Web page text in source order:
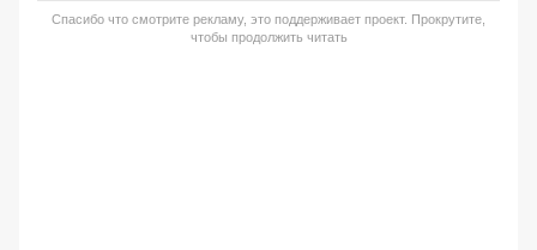
Спасибо что смотрите рекламу, это поддерживает проект. Прокрутите,
чтобы продолжить читать